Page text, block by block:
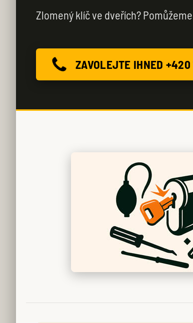
Zlomený klíč ve dveřích?
ZAVOLEJTE IHNED